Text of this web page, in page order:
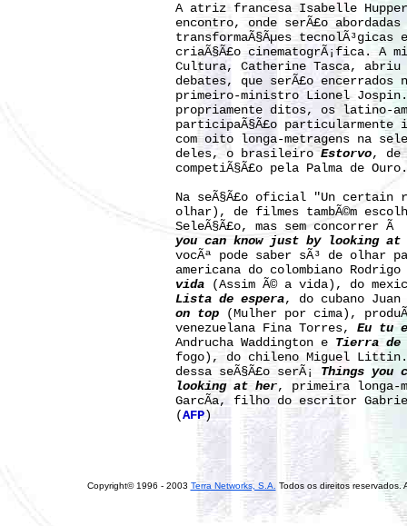
A atriz francesa Isabelle
encontro, onde serÃ£o
transformaÃ§Ãµes tecnolÃ³gicas
criaÃ§Ã£o cinematogrÃ¡fica. A
Cultura, Catherine Tasca,
debates, que serÃ£o
primeiro-ministro Lionel
propriamente ditos, os latino-
participaÃ§Ã£o particularmente
com oito longa-metragens na
deles, o brasileiroEstorvo, de
competiÃ§Ã£o pela Palma de Ouro.
Na seÃ§Ã£o oficial "Un certain
olhar), de filmes tambÃ©m
SeleÃ§Ã£o, mas sem concorrer
you can know just by looking at
vocÃª pode saber sÃ³ de olhar
americana do colombiano
vida (Assim Ã© a vida), do
Lista de espera, do cubano
on top (Mulher por cima),
venezuelana Fina Torres, Eu tu
Andrucha Waddington e Tierra de
fogo), do chileno Miguel
dessa seÃ§Ã£o serÃ¡ Things
looking at her, primeira longa-
GarcÃ­a, filho do escritor Gabriel
(AFP)
Copyright© 1996 - 2003 Terra Networks, S.A. Todos os direitos reservados.